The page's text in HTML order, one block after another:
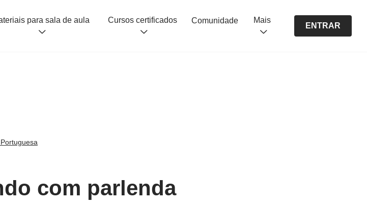
para sala de aula Cursos certificados Comunidade Mais
ENTRAR
com parlenda